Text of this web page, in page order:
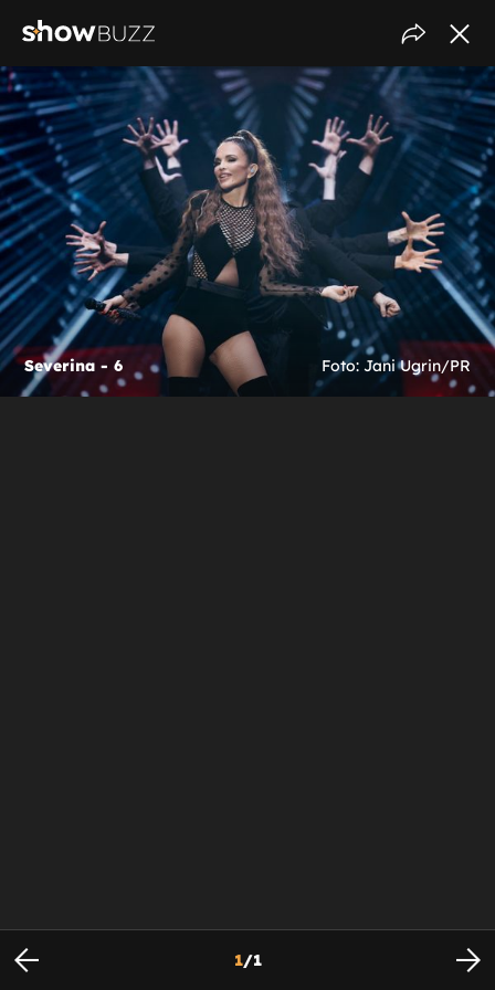
Severina - 6 Foto: Jani Ugrin/PR
1/1